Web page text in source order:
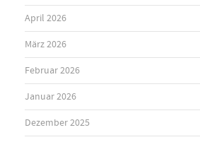
April 2026
März 2026
Februar 2026
Januar 2026
Dezember 2025